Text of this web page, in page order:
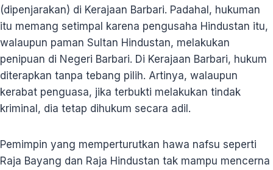
(dipenjarakan) di Kerajaan Barbari. Padahal, hukuman
itu memang setimpal karena pengusaha Hindustan itu,
walaupun paman Sultan Hindustan, melakukan
penipuan di Negeri Barbari. Di Kerajaan Barbari, hukum
diterapkan tanpa tebang pilih. Artinya, walaupun
kerabat penguasa, jika terbukti melakukan tindak
kriminal, dia tetap dihukum secara adil.
Pemimpin yang memperturutkan hawa nafsu seperti
Raja Bayang dan Raja Hindustan tak mampu mencerna